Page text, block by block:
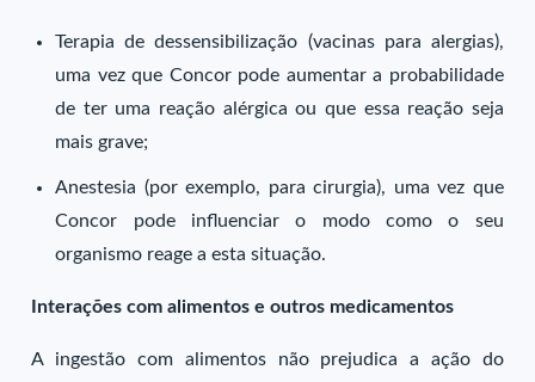
Terapia de dessensibilização (vacinas para alergias),
uma vez que Concor pode aumentar a probabilidade
de ter uma reação alérgica ou que essa reação seja
mais grave;
Anestesia (por exemplo, para cirurgia), uma vez que
Concor pode influenciar o modo como o seu
organismo reage a esta situação.
Interações com alimentos e outros medicamentos
A ingestão com alimentos não prejudica a ação do